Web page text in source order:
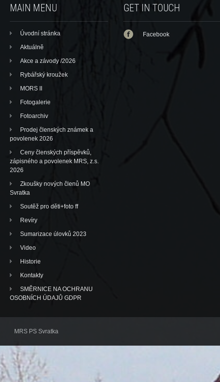
MAIN MENU
Úvodní stránka
Aktuálně
Akce a závody /2026
Rybářský kroužek
MORS II
Fotogalerie
Fotoarchiv
Prodej členských známek a
povolenek 2026
Ceny členských příspěvků,
zápisného a povolenek MRS, z.s.
2026
Zkoušky nových členů MO
Svratka
Soutěž pro děti+foto ff
Revíry
Sumarizace úlovků 2023
Video
Historie
Kontakty
SMĚRNICE NA OCHRANU
OSOBNÍCH ÚDAJŮ GDPR
GET IN TOUCH
Facebook
MRS PS Svratka